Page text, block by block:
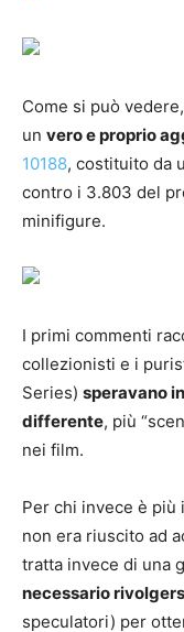
Come si può
un vero e proprio
10188, costituito da
contro i 3.803 del
minifigure.
I primi commenti
collezionisti e i
Series) speravano
differente, più
nei film.
Per chi invece è più
non era riuscito ad
tratta invece di una
necessario
speculatori) per